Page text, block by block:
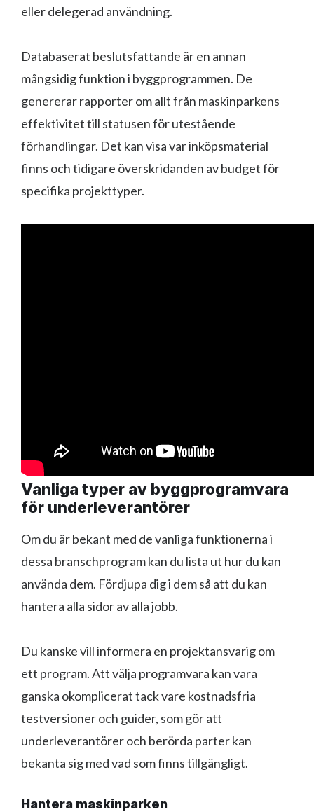
eller delegerad användning.
Databaserat beslutsfattande är en annan
mångsidig funktion i byggprogrammen. De
genererar rapporter om allt från maskinparkens
effektivitet till statusen för utestående
förhandlingar. Det kan visa var inköpsmaterial
finns och tidigare överskridanden av budget för
specifika projekttyper.
Vanliga typer av byggprogramvara
för underleverantörer
Om du är bekant med de vanliga funktionerna i
dessa branschprogram kan du lista ut hur du kan
använda dem. Fördjupa dig i dem så att du kan
hantera alla sidor av alla jobb.
Du kanske vill informera en projektansvarig om
ett program. Att välja programvara kan vara
ganska okomplicerat tack vare kostnadsfria
testversioner och guider, som gör att
underleverantörer och berörda parter kan
bekanta sig med vad som finns tillgängligt.
Hantera maskinparken